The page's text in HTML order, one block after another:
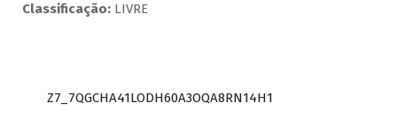
Classificação:LIVRE
Z7_7QGCHA41LODH60A3OQA8RN14H1